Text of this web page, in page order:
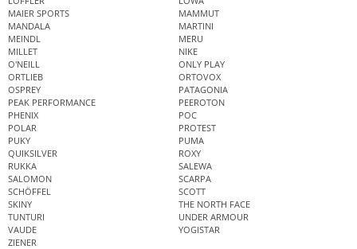
MAIER SPORTS
MAMMUT
MANDALA
MARTINI
MEINDL
MERU
MILLET
NIKE
O'NEILL
ONLY PLAY
ORTLIEB
ORTOVOX
OSPREY
PATAGONIA
PEAK PERFORMANCE
PEEROTON
PHENIX
POC
POLAR
PROTEST
PUKY
PUMA
QUIKSILVER
ROXY
RUKKA
SALEWA
SALOMON
SCARPA
SCHÖFFEL
SCOTT
SKINY
THE NORTH FACE
TUNTURI
UNDER ARMOUR
VAUDE
YOGISTAR
ZIENER